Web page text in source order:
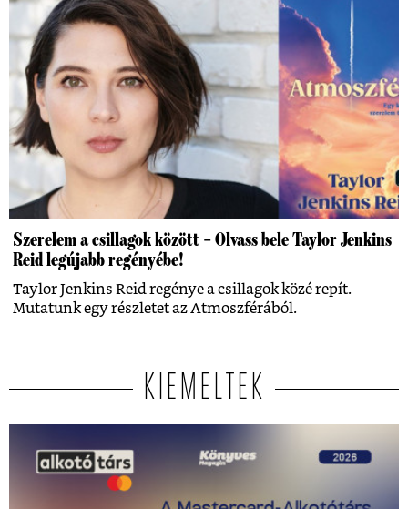
Szerelem a csillagok között – Olvass bele Taylor Jenkins
Reid legújabb regényébe!
Taylor Jenkins Reid regénye a csillagok közé repít.
Mutatunk egy részletet az Atmoszférából.
KIEMELTEK